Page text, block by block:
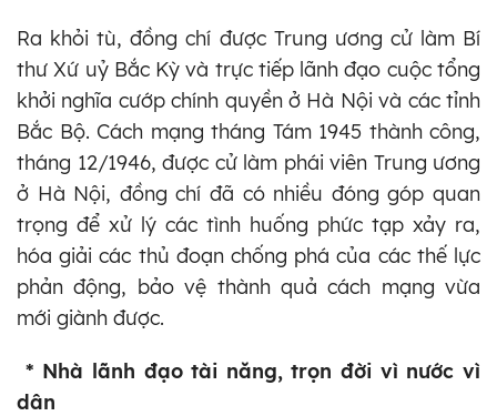
Ra khỏi tù, đồng chí được Trung ương cử làm Bí
thư Xứ uỷ Bắc Kỳ và trực tiếp lãnh đạo cuộc tổng
khởi nghĩa cướp chính quyền ở Hà Nội và các tỉnh
Bắc Bộ. Cách mạng tháng Tám 1945 thành công,
tháng 12/1946, được cử làm phái viên Trung ương
ở Hà Nội, đồng chí đã có nhiều đóng góp quan
trọng để xử lý các tình huống phức tạp xảy ra,
hóa giải các thủ đoạn chống phá của các thế lực
phản động, bảo vệ thành quả cách mạng vừa
mới giành được.
* Nhà lãnh đạo tài năng, trọn đời vì nước vì
dân